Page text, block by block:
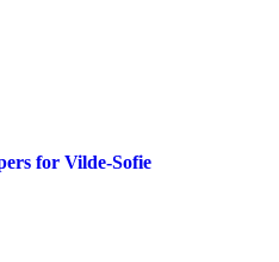
for Vilde-Sofie